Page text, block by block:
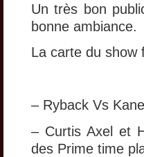
Un très bon
bonne ambiance.
La carte du show
– Ryback Vs
– Curtis Axel et
des Prime time